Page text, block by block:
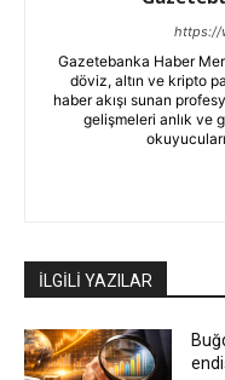
https://
Gazetebanka Haber
döviz, altın ve kripto
haber akışı sunan
gelişmeleri anlık ve
İLGİLİ YAZILAR